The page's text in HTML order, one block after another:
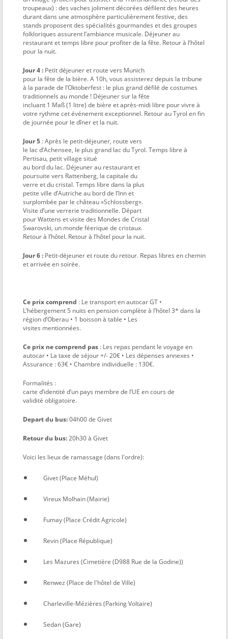
troupeaux) : des vaches joliment décorées défilent des heures
durant dans une atmosphère particulièrement festive, des
stands proposent des spécialités gourmandes et des groupes
folkloriques assurent l’ambiance musicale. Déjeuner au
restaurant et temps libre pour profiter de la fête. Retour à l’hôtel
pour la nuit.
Jour 4 : Petit déjeuner et route vers Munich
pour la fête de la bière. A 10h, vous assisterez depuis la tribune
à la parade de l’Oktoberfest : le plus grand défilé de costumes
traditionnels au monde ! Déjeuner sur la fête
incluant 1 Maß (1 litre) de bière et après-midi libre pour vivre à
votre rythme cet événement exceptionnel. Retour au Tyrol en fin
de journée pour le dîner et la nuit.
Jour 5 : Après le petit-déjeuner, route vers
le lac d’Achensee, le plus grand lac du Tyrol. Temps libre à
Pertisau, petit village situé
au bord du lac. Déjeuner au restaurant et
poursuite vers Rattenberg, la capitale du
verre et du cristal. Temps libre dans la plus
petite ville d’Autriche au bord de l’Inn et
surplombée par le château «Schlossberg».
Visite d’une verrerie traditionnelle. Départ
pour Wattens et visite des Mondes de Cristal
Swarovski, un monde féerique de cristaux.
Retour à l’hôtel. Retour à l’hôtel pour la nuit.
Jour 6 : Petit-déjeuner et route du retour. Repas libres en chemin
et arrivée en soirée.
Ce prix comprend : Le transport en autocar GT •
L’hébergement 5 nuits en pension complète à l’hôtel 3* dans la
région d’Oberau • 1 boisson à table • Les
visites mentionnées.
Ce prix ne comprend pas : Les repas pendant le voyage en
autocar • La taxe de séjour +/- 20€ • Les dépenses annexes •
Assurance : 63€ • Chambre individuelle : 130€.
Formalités :
carte d’identité d’un pays membre de l’UE en cours de
validité obligatoire.
Depart du bus:04h00 de Givet
Retour du bus:20h30 à Givet
Voici les lieux de ramassage (dans l'ordre):
Givet (Place Méhul)
Vireux Molhain (Mairie)
Fumay (Place Crédit Agricole)
Revin (Place République)
Les Mazures (Cimetière (D988 Rue de la Godine))
Renwez (Place de l'hôtel de Ville)
Charleville-Mézières (Parking Voltaire)
Sedan (Gare)